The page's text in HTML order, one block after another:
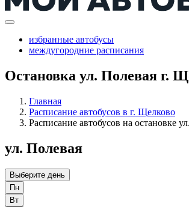
избранные автобусы
междугородние расписания
Остановка ул. Полевая г.
Главная
Расписание автобусов в г. Щелково
Расписание автобусов на остановке
ул. Полевая
Выберите день
Пн
Вт